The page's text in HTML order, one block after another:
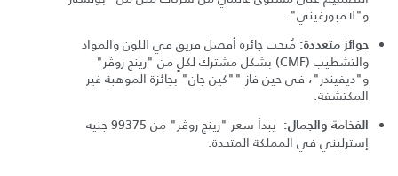
و"لامبورغيني".
جوائز متعددة: مُنحت جائزة أفضل فريق في اللون والمواد
والتشطيب (CMF) بشكل مشترك لكلٍ من "رينج روڤر"
و"ديفيندر"، في حين فاز ""كين جان" بجائزة الموهبة غير
المكتشفة.
الفخامة والجمال:
يبدأ سعر "رينج روڤر" من 99375 جنيه
إسترليني في المملكة المتحدة.